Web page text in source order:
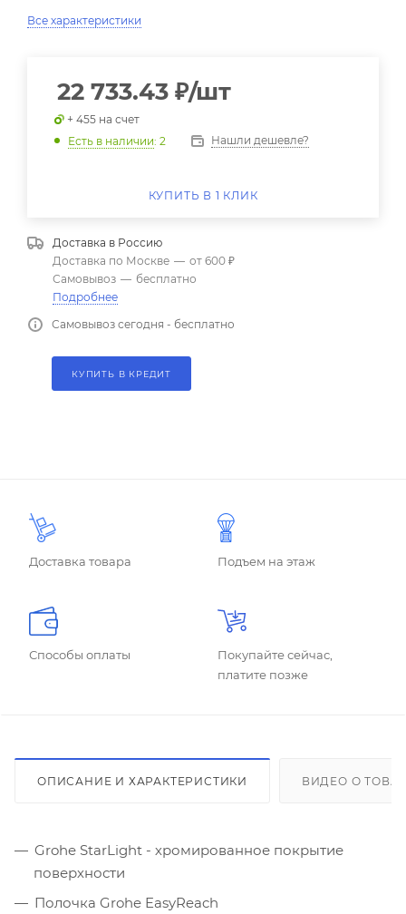
Все характеристики
22 733.43 ₽/шт
+ 455 на счет
Есть в наличии: 2 Нашли дешевле?
КУПИТЬ В 1 КЛИК
Доставка в Россию
Доставка по Москве — от 600 ₽
Самовывоз — бесплатно
Подробнее
Самовывоз сегодня - бесплатно
КУПИТЬ В КРЕДИТ
Доставка товара Подъем на этаж
Способы оплаты
Покупайте сейчас,
платите позже
ОПИСАНИЕ И ХАРАКТЕРИСТИКИ ВИДЕО О
Grohe StarLight - хромированное покрытие
поверхности
Полочка Grohe EasyReach